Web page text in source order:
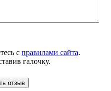
с правилами сайта.
галочку.
отзыв